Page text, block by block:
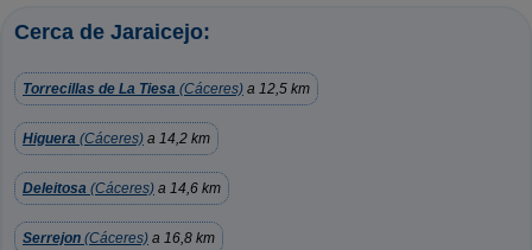
Cerca de Jaraicejo:
Torrecillas de La Tiesa (Cáceres) a 12,5 km
Higuera (Cáceres) a 14,2 km
Deleitosa (Cáceres) a 14,6 km
Serrejon (Cáceres) a 16,8 km